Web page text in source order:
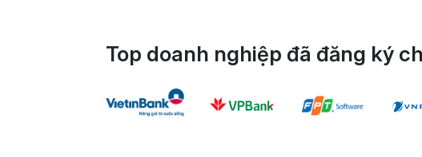
Top doanh nghiệp đã đăng ký